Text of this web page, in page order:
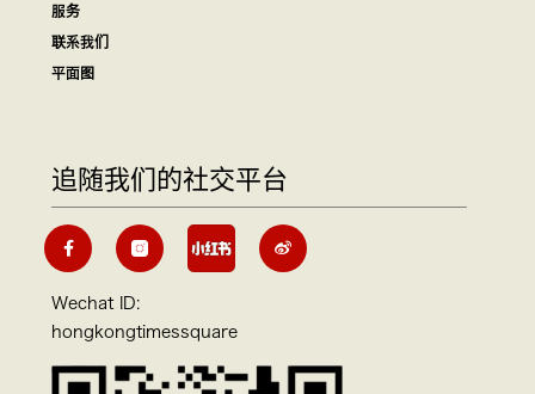
服务
联系我们
平面图
追随我们的社交平台
Wechat ID:
hongkongtimessquare